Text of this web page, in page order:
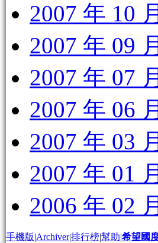
2007 年 10 月
2007 年 09 月
2007 年 07 月
2007 年 06 月
2007 年 03 月
2007 年 01 月
2006 年 02 月
手機版|Archiver|排行榜|幫助|希望國